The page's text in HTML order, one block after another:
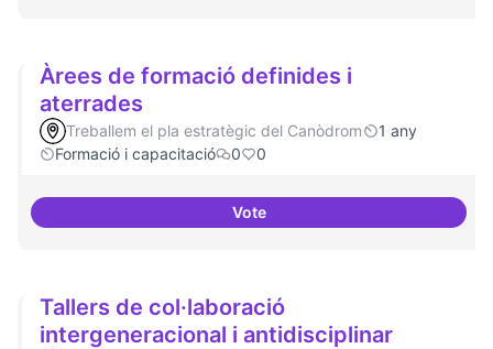
Àrees de formació definides i
aterrades
Treballem el pla estratègic del Canòdrom
1 any
Formació i capacitació
0 0
VoteÀrees de formació definides i
Tallers de col·laboració
intergeneracional i antidisciplinar